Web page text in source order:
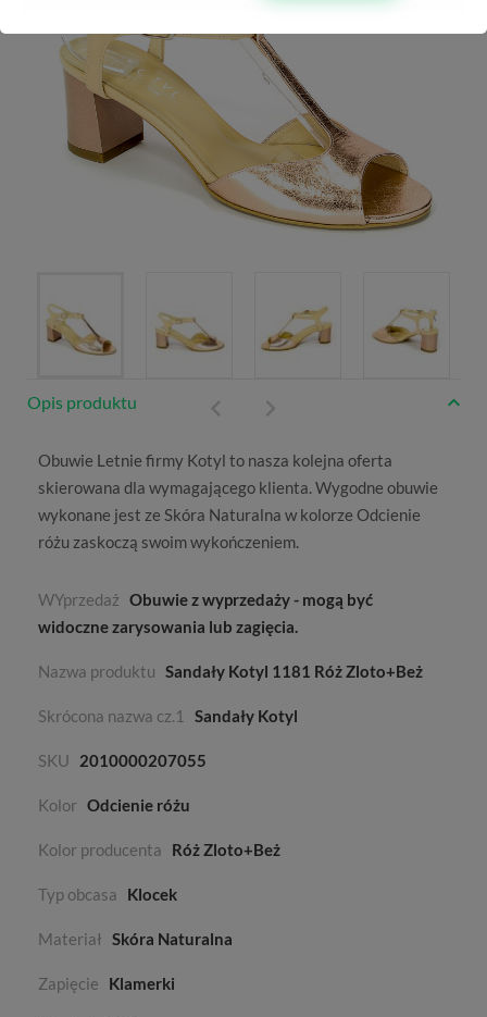
Opis produktu
Obuwie Letnie firmy Kotyl to nasza kolejna oferta
skierowana dla wymagającego klienta. Wygodne obuwie
wykonane jest ze Skóra Naturalna w kolorze Odcienie
różu zaskoczą swoim wykończeniem.
WYprzedaż Obuwie z wyprzedaży - mogą być
widoczne zarysowania lub zagięcia.
Nazwa produktu Sandały Kotyl 1181 Róż Zloto+Beż
Skrócona nazwa cz.1 Sandały Kotyl
SKU 2010000207055
Kolor Odcienie różu
Kolor producenta Róż Zloto+Beż
Typ obcasa Klocek
Materiał Skóra Naturalna
Zapięcie Klamerki